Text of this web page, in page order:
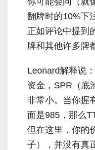
翻牌时的10%下
正如评论中提到
牌和其他许多牌
Leonard解释说
资金，SPR（底
非常小。当你握
面是985，那么
但在这里，你的
子），并没有真